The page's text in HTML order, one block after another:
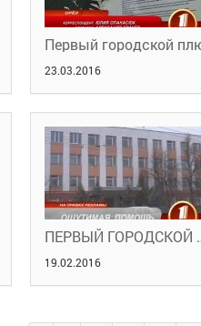
23.03.2016
ПЕРВЫЙ
19.02.2016